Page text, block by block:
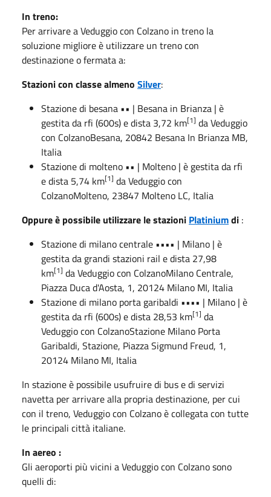
In treno:
Per arrivare a Veduggio con Colzano in treno la
soluzione migliore è utilizzare un treno con
destinazione o fermata a:
Stazioni con classe almeno Silver:
Stazione di besana •• | Besana in Brianza | è
gestita da rfi (600s) e dista 3,72 km[1] da Veduggio
con ColzanoBesana, 20842 Besana In Brianza MB,
Italia
Stazione di molteno •• | Molteno | è gestita da rfi
e dista 5,74 km[1] da Veduggio con
ColzanoMolteno, 23847 Molteno LC, Italia
Oppure è possibile utilizzare le stazioni Platiniumdi :
Stazione di milano centrale •••• | Milano | è
gestita da grandi stazioni rail e dista 27,98
km[1] da Veduggio con ColzanoMilano Centrale,
Piazza Duca d'Aosta, 1, 20124 Milano MI, Italia
Stazione di milano porta garibaldi •••• | Milano | è
gestita da rfi (600s) e dista 28,53 km[1] da
Veduggio con ColzanoStazione Milano Porta
Garibaldi, Stazione, Piazza Sigmund Freud, 1,
20124 Milano MI, Italia
In stazione è possibile usufruire di bus e di servizi
navetta per arrivare alla propria destinazione, per cui
con il treno, Veduggio con Colzano è collegata con tutte
le principali città italiane.
In aereo :
Gli aeroporti più vicini a Veduggio con Colzano sono
quelli di: